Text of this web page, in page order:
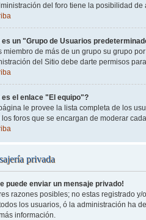
del foro tiene la posibilidad
es un "Grupo de Usuarios
miembro de más de un grupo su grupo
del Sitio debe darte permisos
es el enlace "El equipo"?
le provee la lista completa de los
los foros que se encargan de moderar
privada
puede enviar un mensaje privado!
razones posibles; no estas registrado
los usuarios, ó la administración ha
información.